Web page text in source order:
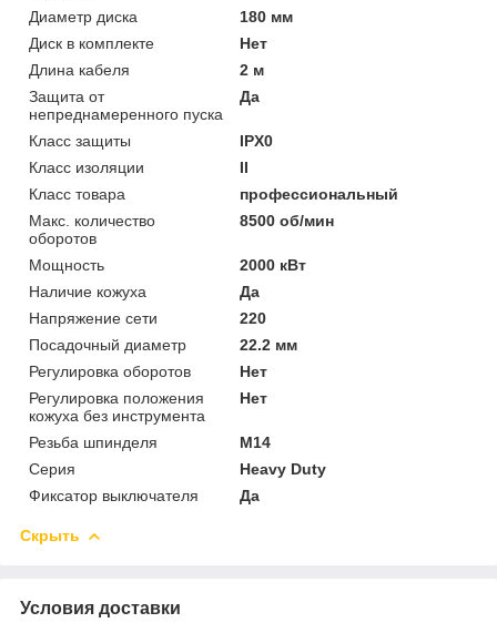
Диаметр диска
180 мм
Диск в комплекте
Нет
Длина кабеля
2 м
Защита от
непреднамеренного пуска
Да
Класс защиты
IPX0
Класс изоляции
II
Класс товара
профессиональный
Макс. количество
оборотов
8500 об/мин
Мощность
2000 кВт
Наличие кожуха
Да
Напряжение сети
220
Посадочный диаметр
22.2 мм
Регулировка оборотов
Нет
Регулировка положения
кожуха без инструмента
Нет
Резьба шпинделя
M14
Серия
Heavy Duty
Фиксатор выключателя
Да
Скрыть
Условия доставки